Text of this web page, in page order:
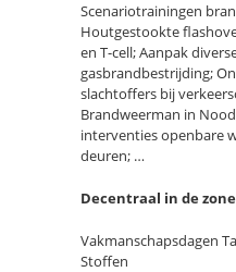
Scenariotrainingen
Houtgestookte
en T-cell; Aanpak
gasbrandbestrijding;
slachtoffers bij
Brandweerman in
interventies openbare
deuren; …
Decentraal in de
Vakmanschapsdagen
Stoffen